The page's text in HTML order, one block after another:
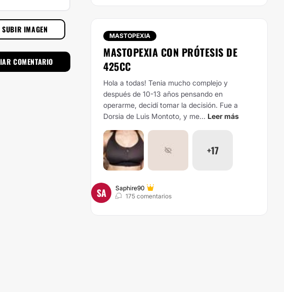
SUBIR IMAGEN
MASTOPEXIA
MASTOPEXIA CON PRÓTESIS DE
425CC
Hola a todas! Tenia mucho complejo y
después de 10-13 años pensando en
operarme, decidí tomar la decisión. Fue a
Dorsia de Luis Montoto, y me... Leer más
+17
SA
Saphire90
175 comentarios